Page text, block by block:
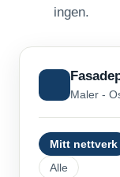
ingen.
Maler -
Mitt nettverk
Alle